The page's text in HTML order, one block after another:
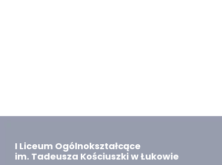
I Liceum Ogólnokształcące
im. Tadeusza Kościuszki w Łukowie